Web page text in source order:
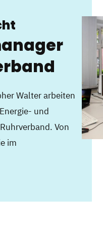
Walter arbeiten
und
Von
im